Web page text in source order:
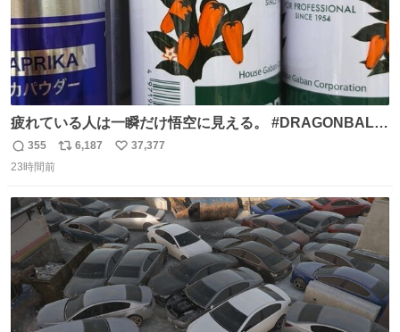
疲れている人は一瞬だけ悟空に見える。 #DRAGONBALL
#ドラゴンボール
返
信
355
リ
ト
数
6,187
い
数
37,377
23時間前